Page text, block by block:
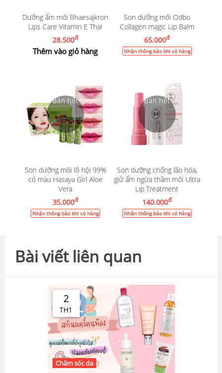
Dưỡng ẩm môi Bhaesajkron
Lips Care Vitamin E Thai
28.500đ
Thêm vào giỏ hàng
Son dưỡng môi Odbo
Collagen magic Lip Balm
65.000đ
Nhận thông báo khi có hàng
Son dưỡng môi lô hội 99%
có màu Hasaya Girl Aloe
Vera
35.000đ
Nhận thông báo khi có hàng
Son dưỡng chống lão hóa,
giữ ẩm ngừa thâm môi Ultra
Lip Treatment
140.000đ
Nhận thông báo khi có hàng
Bài viết liên quan
2
TH1
Chăm sóc da